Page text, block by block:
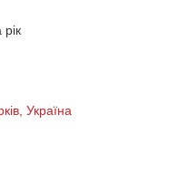
Україна